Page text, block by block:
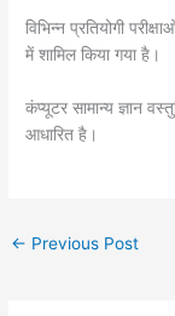
विभिन्न प्रतियोगी
में शामिल किया गया है।
कंप्यूटर सामान्य ज्ञान
आधारित है।
← Previous Post